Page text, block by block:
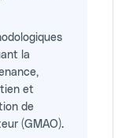
la
et
de
(GMAO).